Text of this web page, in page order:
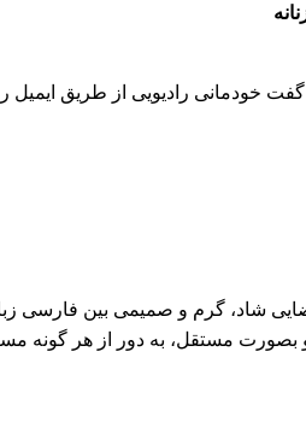
رادیویی از طریق ایمیل
شاد، گرم و صمیمی بین فارسی
بصورت مستقل، به دور از هر گونه